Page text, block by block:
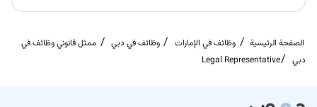
الصفحة الرئيسية وظائف في الإمارات وظائف في دبي
ممثل قانوني وظائف في
دبي
Legal Representative